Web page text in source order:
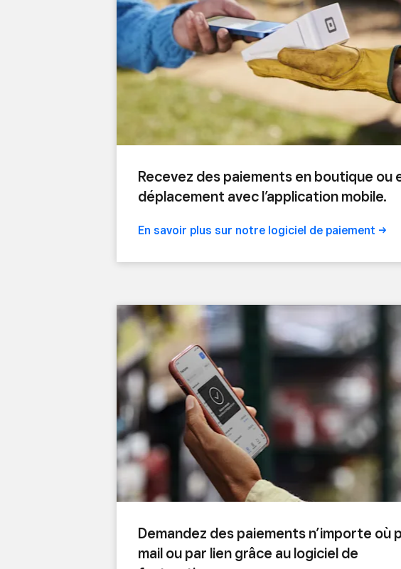
Recevez des paiements en boutique ou
déplacement avec l’application mobile.
En savoir plus sur notre logiciel de paiement
Demandez des paiements n’importe où
mail ou par lien grâce au logiciel de